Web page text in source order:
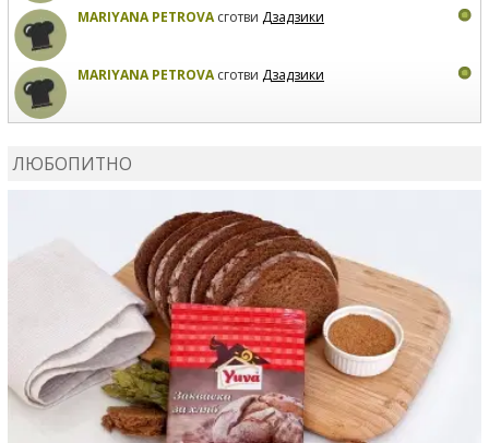
MARIYANA PETROVAсготви Дзадзики
MARIYANA PETROVAсготви Дзадзики
ЛЮБОПИТНО